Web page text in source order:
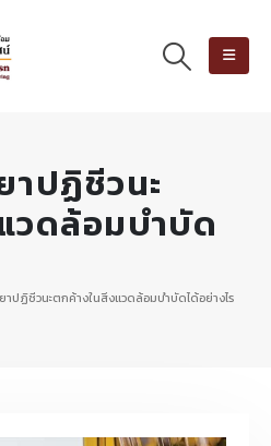
าปฏิชีวนะ
วดล้อมบำบัด
าปฏิชีวนะตกค้างในสิ่งแวดล้อมบำบัดได้อย่างไร